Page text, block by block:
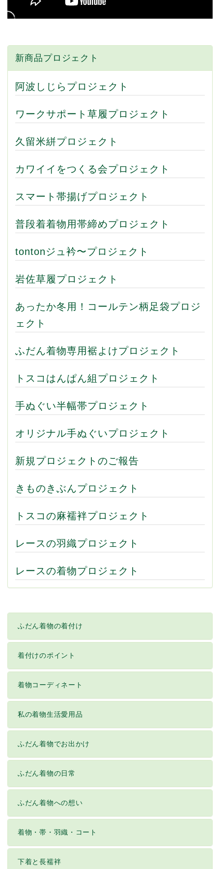
新商品プロジェクト
阿波しじらプロジェクト
ワークサポート草履プロジェクト
久留米絣プロジェクト
カワイイをつくる会プロジェクト
スマート帯揚げプロジェクト
普段着着物用帯締めプロジェクト
tontonジュ衿〜プロジェクト
岩佐草履プロジェクト
あったか冬用！コールテン柄足袋プロジ
ェクト
ふだん着物専用裾よけプロジェクト
トスコはんぱん組プロジェクト
手ぬぐい半幅帯プロジェクト
オリジナル手ぬぐいプロジェクト
新規プロジェクトのご報告
きものきぶんプロジェクト
トスコの麻襦袢プロジェクト
レースの羽織プロジェクト
レースの着物プロジェクト
ふだん着物の着付け
着付けのポイント
着物コーディネート
私の着物生活愛用品
ふだん着物でお出かけ
ふだん着物の日常
ふだん着物への想い
着物・帯・羽織・コート
下着と長襦袢